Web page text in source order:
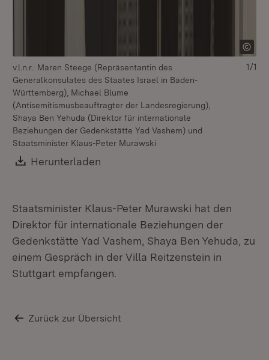
v.l.n.r.: Maren Steege (Repräsentantin des
Generalkonsulates des Staates Israel in Baden-
Württemberg), Michael Blume
(Antisemitismusbeauftragter der Landesregierung),
Shaya Ben Yehuda (Direktor für internationale
Beziehungen der Gedenkstätte Yad Vashem) und
Staatsminister Klaus-Peter Murawski
Download:
Herunterladen
1/1
Staatsminister Klaus-Peter Murawski hat den
Direktor für internationale Beziehungen der
Gedenkstätte Yad Vashem, Shaya Ben Yehuda, zu
einem Gespräch in der Villa Reitzenstein in
Stuttgart empfangen.
Zurück zur Übersicht